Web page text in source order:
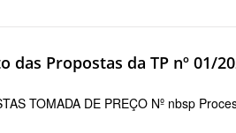
das Propostas da TP nº 01/
TOMADA DE PREÇO Nº nbsp